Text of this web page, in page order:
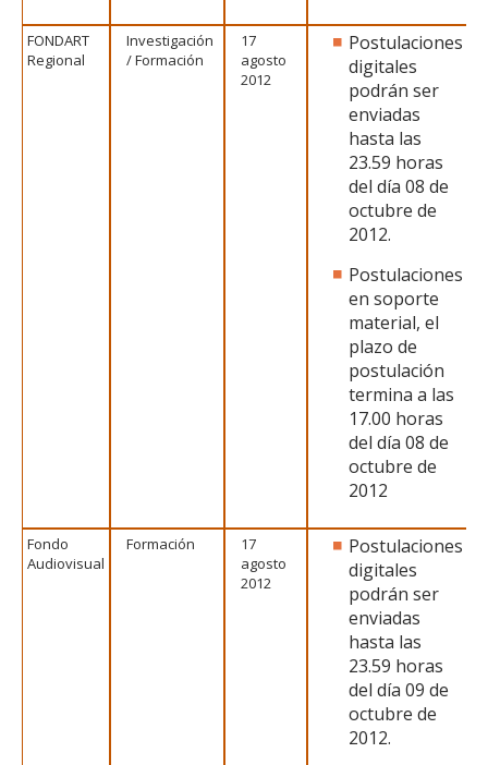
FONDART
Regional
Investigación
/ Formación
17
agosto
2012
Postulaciones
digitales
podrán ser
enviadas
hasta las
23.59 horas
del día 08 de
octubre de
2012.
Postulaciones
en soporte
material, el
plazo de
postulación
termina a las
17.00 horas
del día 08 de
octubre de
2012
Fondo
Audiovisual
Formación
17
agosto
2012
Postulaciones
digitales
podrán ser
enviadas
hasta las
23.59 horas
del día 09 de
octubre de
2012.